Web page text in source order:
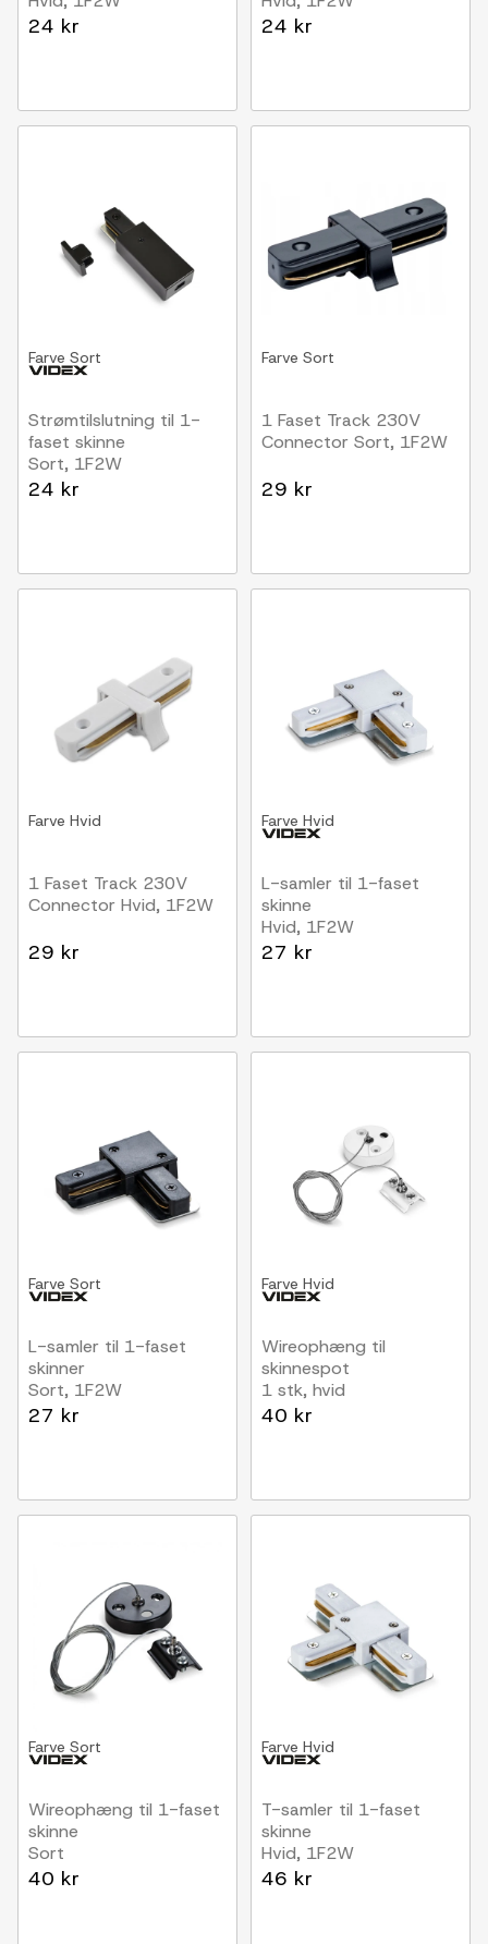
24 kr 24 kr
Farve Sort
Strømtilslutning til 1-
faset skinne
Sort, 1F2W
24 kr
Farve Sort
1 Faset Track 230V
Connector Sort, 1F2W
29 kr
Farve Hvid
1 Faset Track 230V
Connector Hvid, 1F2W
29 kr
Farve Hvid
L-samler til 1-faset
skinne
Hvid, 1F2W
27 kr
Farve Sort
L-samler til 1-faset
skinner
Sort, 1F2W
27 kr
Farve Hvid
Wireophæng til
skinnespot
1 stk, hvid
40 kr
Farve Sort
Wireophæng til 1-faset
skinne
Sort
40 kr
Farve Hvid
T-samler til 1-faset
skinne
Hvid, 1F2W
46 kr